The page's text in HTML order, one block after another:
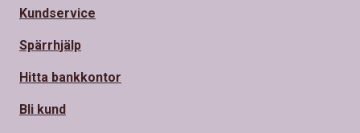
Kundservice
Spärrhjälp
Hitta bankkontor
Bli kund